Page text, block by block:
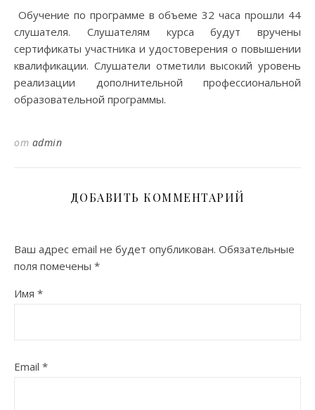
Обучение по программе в объеме 32 часа прошли 44
слушателя. Слушателям курса будут вручены
сертификаты участника и удостоверения о повышении
квалификации. Слушатели отметили высокий уровень
реализации дополнительной профессиональной
образовательной программы.
от admin
ДОБАВИТЬ КОММЕНТАРИЙ
Ваш адрес email не будет опубликован. Обязательные
поля помечены *
Имя *
Email *